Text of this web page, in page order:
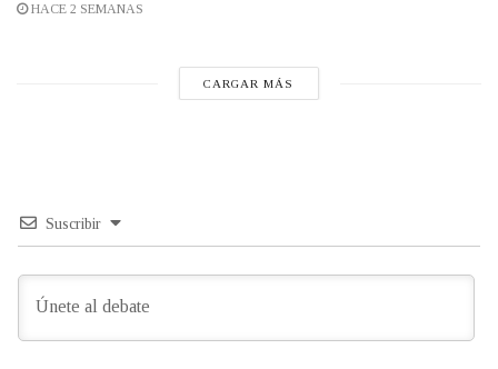
HACE 2 SEMANAS
CARGAR MÁS
Suscribir